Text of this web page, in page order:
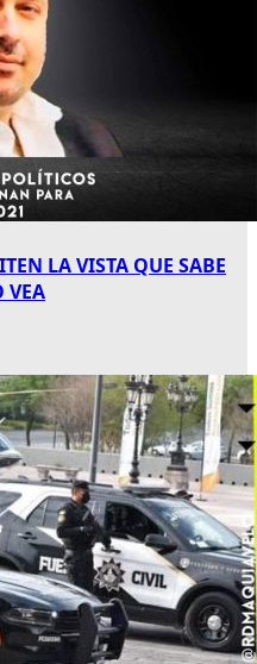
LA VISTA QUE SABE
VEA